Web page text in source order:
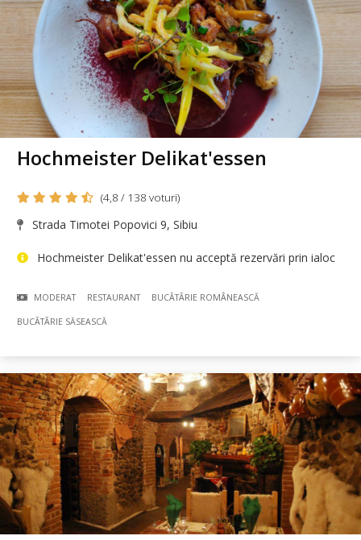
Hochmeister Delikat'essen
(4,8 / 138 voturi)
Strada Timotei Popovici 9, Sibiu
Hochmeister Delikat'essen nu acceptă rezervări prin ialoc
MODERAT RESTAURANT BUCÃTÃRIE ROMÂNEASCĂ
BUCÃTÃRIE SĂSEASCĂ